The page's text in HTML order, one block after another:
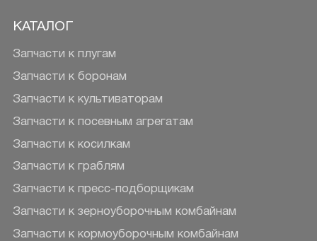
КАТАЛОГ
Запчасти к плугам
Запчасти к боронам
Запчасти к культиваторам
Запчасти к посевным агрегатам
Запчасти к косилкам
Запчасти к граблям
Запчасти к пресс-подборщикам
Запчасти к зерноуборочным комбайнам
Запчасти к кормоуборочным комбайнам